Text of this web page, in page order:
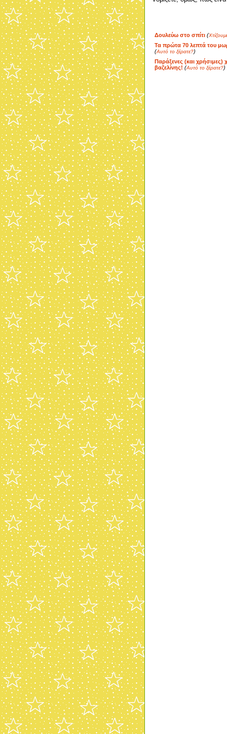
Δουλεύω στο σπίτι (
Τα πρώτα 70 λεπτά του
(Αυτό το ξέρατε?)
Παράξενες (και χρήσιμες)
βαζελίνης! (Αυτό το ξέρατε?)